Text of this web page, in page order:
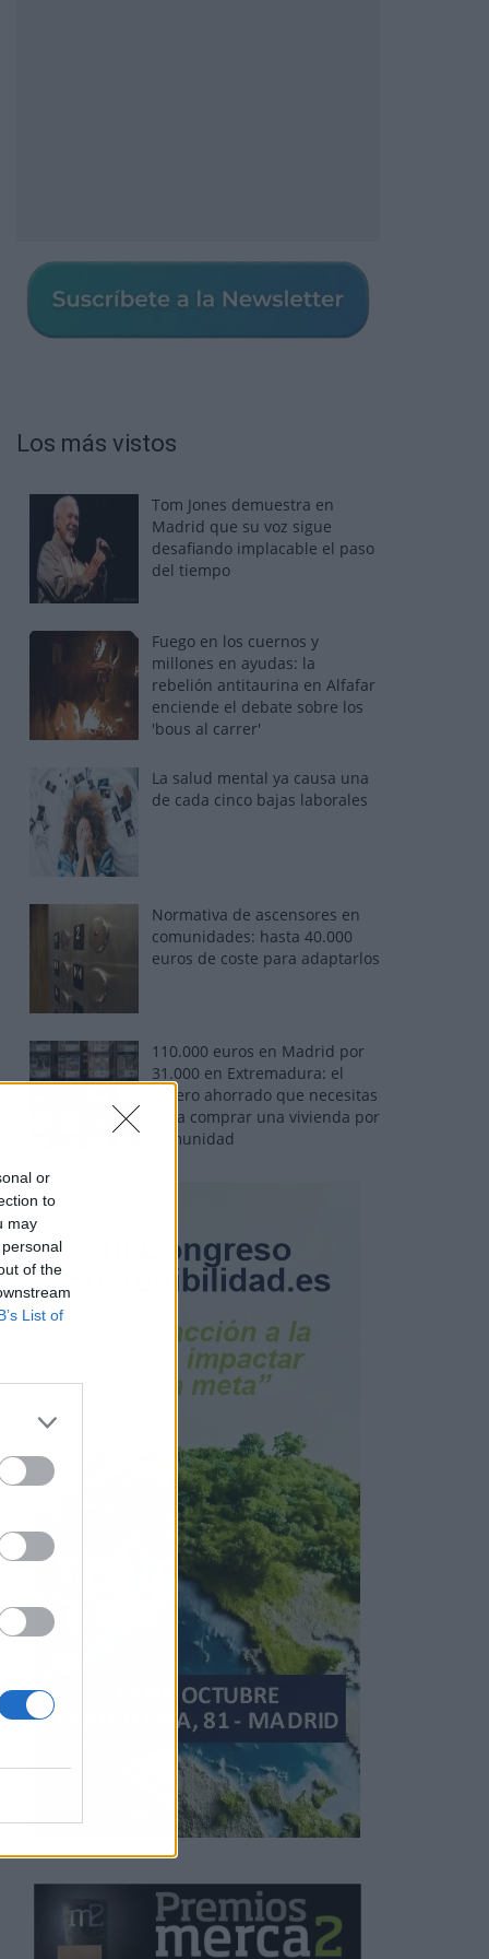
or
to
may
of the
List of
Los más vistos
Tom Jones demuestra en
Madrid que su voz sigue
desafiando implacable el paso
del tiempo
Fuego en los cuernos y
millones en ayudas: la
rebelión antitaurina en Alfafar
enciende el debate sobre los
'bous al carrer'
La salud mental ya causa una
de cada cinco bajas laborales
Normativa de ascensores en
comunidades: hasta 40.000
euros de coste para adaptarlos
110.000 euros en Madrid por
31.000 en Extremadura: el
dinero ahorrado que necesitas
para comprar una vivienda por
comunidad